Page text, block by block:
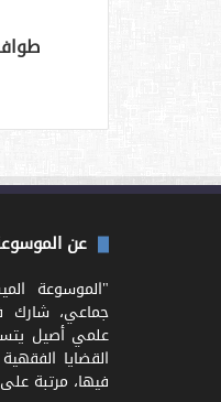
عن
"الموسوعة
جماعي، شارك
علمي أصيل
القضايا
فيها، مرتبة